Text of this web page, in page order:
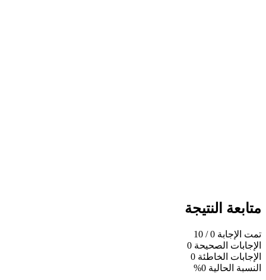
متابعة النتيجة
تمت الإجابة 0
/ 10
الإجابات الصحيحة 0
الإجابات الخاطئة 0
النسبة الحالية 0%